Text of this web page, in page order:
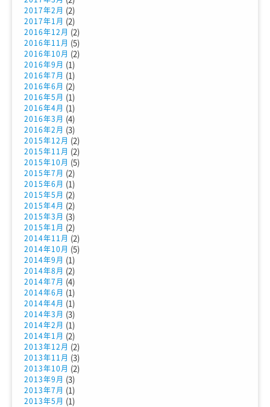
2017年2月 (2)
2017年1月 (2)
2016年12月 (2)
2016年11月 (5)
2016年10月 (2)
2016年9月 (1)
2016年7月 (1)
2016年6月 (2)
2016年5月 (1)
2016年4月 (1)
2016年3月 (4)
2016年2月 (3)
2015年12月 (2)
2015年11月 (2)
2015年10月 (5)
2015年7月 (2)
2015年6月 (1)
2015年5月 (2)
2015年4月 (2)
2015年3月 (3)
2015年1月 (2)
2014年11月 (2)
2014年10月 (5)
2014年9月 (1)
2014年8月 (2)
2014年7月 (4)
2014年6月 (1)
2014年4月 (1)
2014年3月 (3)
2014年2月 (1)
2014年1月 (2)
2013年12月 (2)
2013年11月 (3)
2013年10月 (2)
2013年9月 (3)
2013年7月 (1)
2013年5月 (1)